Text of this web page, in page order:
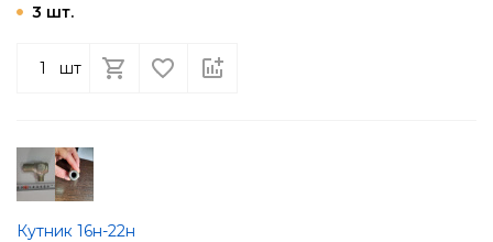
3 шт.
шт
Кутник 16н-22н